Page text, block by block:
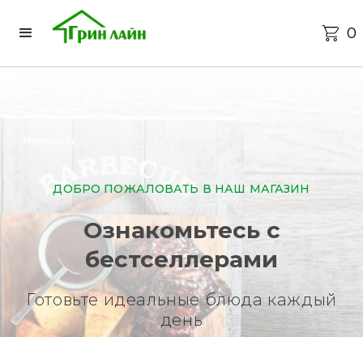
0
ДОБРО ПОЖАЛОВАТЬ В НАШ МАГАЗИН
Ознакомьтесь с
бестселлерами
Готовьте идеальные блюда каждый
день